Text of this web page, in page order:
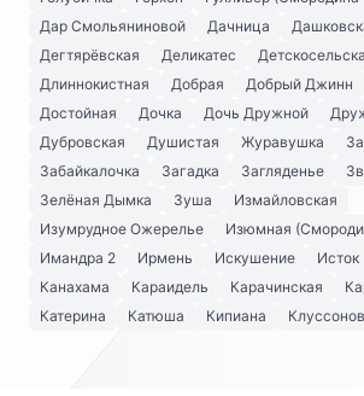
Дар Смольяниновой
Дачница
Дегтярёвская
Деликатес
Длиннокистная
Добрая Добрый Джинн
Достойная
Дочка Дочь Дружной
Дубровская
Душистая Журавушка
Забайкалочка
Загадка Загляденье
Зелёная Дымка
Зуша
Измайловская
Изумрудное Ожерелье
Изюмная
Имандра 2
Ирмень Искушение Исток
Канахама
Караидель Карачинская
Катерина
Катюша Кипиана